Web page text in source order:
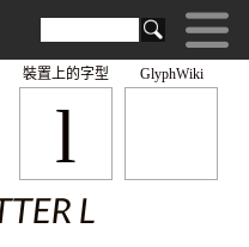
GlyphWiki
l
裝置上的字型
L